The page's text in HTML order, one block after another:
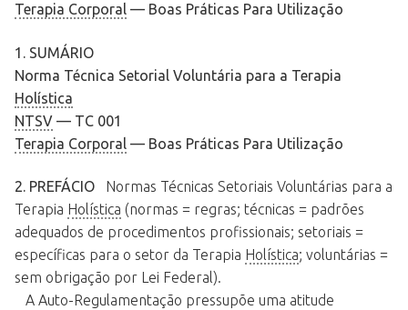
Terapia Corporal — Boas Práticas Para Utilização
1. SUMÁRIO
Norma Técnica Setorial Voluntária para a Terapia
Holística
NTSV — TC 001
Terapia Corporal — Boas Práticas Para Utilização
2. PREFÁCIO Normas Técnicas Setoriais Voluntárias para a
Terapia Holística (normas = regras; técnicas = padrões
adequados de procedimentos profissionais; setoriais =
específicas para o setor da Terapia Holística; voluntárias =
sem obrigação por Lei Federal).
A Auto-Regulamentação pressupõe uma atitude